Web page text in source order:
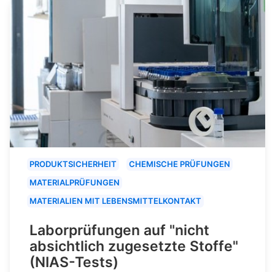
PRODUKTSICHERHEIT
CHEMISCHE PRÜFUNGEN
MATERIALPRÜFUNGEN
MATERIALIEN MIT LEBENSMITTELKONTAKT
Laborprüfungen auf "nicht
absichtlich zugesetzte Stoffe"
(NIAS-Tests)